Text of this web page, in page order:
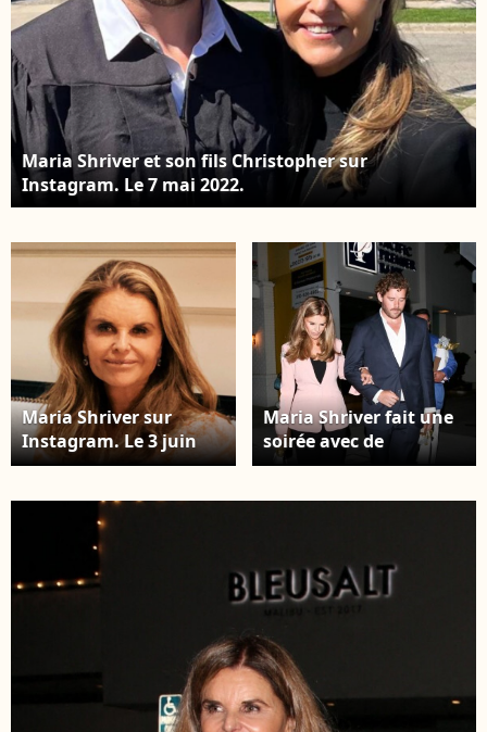
Maria Shriver et son fils Christopher sur
Instagram. Le 7 mai 2022.
Maria Shriver sur
Instagram. Le 3 juin
2022.
Maria Shriver fait une
soirée avec de
nombreux amis chez
Los Angeles, le 17 juin
2022.